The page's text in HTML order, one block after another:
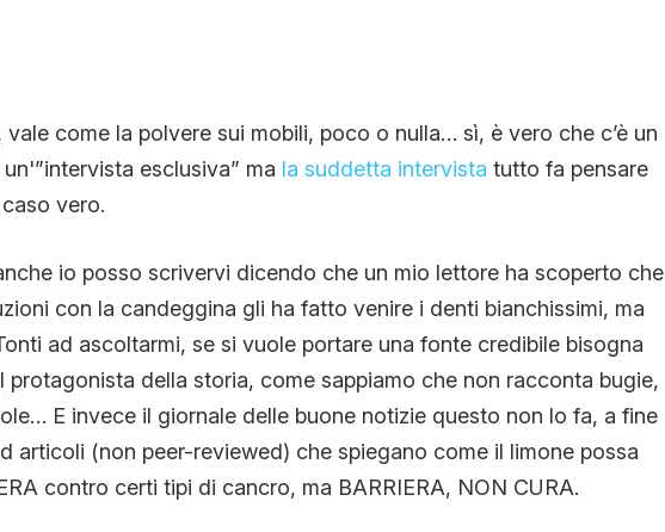
come la polvere sui mobili, poco o nulla… sì, è vero che c’è un
esclusiva” ma la suddetta intervista tutto fa pensare
vero.
io posso scrivervi dicendo che un mio lettore ha scoperto che
con la candeggina gli ha fatto venire i denti bianchissimi, ma
ad ascoltarmi, se si vuole portare una fonte credibile bisogna
protagonista della storia, come sappiamo che non racconta bugie,
E invece il giornale delle buone notizie questo non lo fa, a fine
articoli (non peer-reviewed) che spiegano come il limone possa
contro certi tipi di cancro, ma BARRIERA, NON CURA.